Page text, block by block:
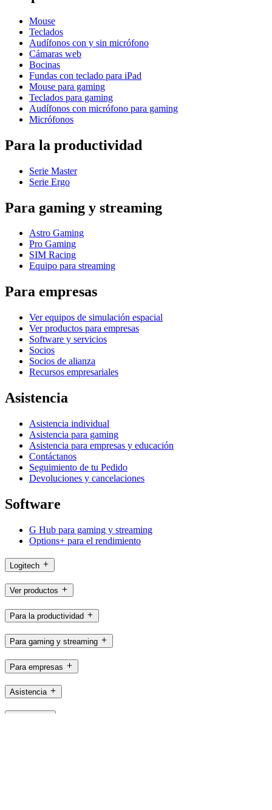
Mouse
Teclados
Audífonos con y sin micrófono
Cámaras web
Bocinas
Fundas con teclado para iPad
Mouse para gaming
Teclados para gaming
Audífonos con micrófono para gaming
Micrófonos
Para la productividad
Serie Master
Serie Ergo
Para gaming y streaming
Astro Gaming
Pro Gaming
SIM Racing
Equipo para streaming
Para empresas
Ver equipos de simulación espacial
Ver productos para empresas
Software y servicios
Socios
Socios de alianza
Recursos empresariales
Asistencia
Asistencia individual
Asistencia para gaming
Asistencia para empresas y educación
Contáctanos
Seguimiento de tu Pedido
Devoluciones y cancelaciones
Software
G Hub para gaming y streaming
Options+ para el rendimiento
Logitech
Ver productos
Para la productividad
Para gaming y streaming
Para empresas
Asistencia